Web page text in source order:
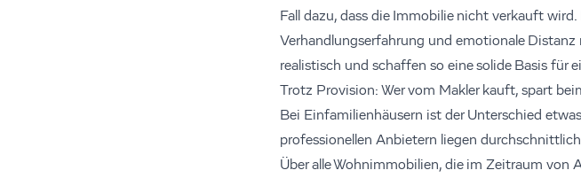
Fall dazu, dass die Immobilie nicht verkauft
Verhandlungserfahrung und emotionale
realistisch und schaffen so eine solide Basis für
Trotz Provision: Wer vom Makler kauft, spart
Bei Einfamilienhäusern ist der Unterschied
professionellen Anbietern liegen
Über alle Wohnimmobilien, die im Zeitraum